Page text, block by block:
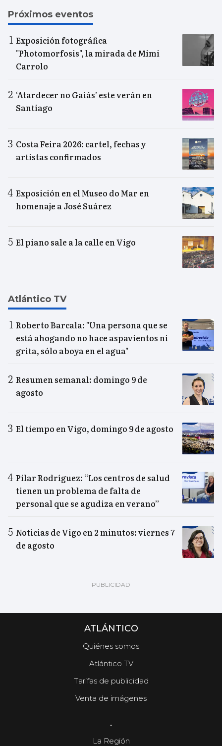
Próximos eventos
Exposición fotográfica
"Photomorfosis", la mirada de Mimi
Carrolo
‘Atardecer no Gaiás’ este verán en
Santiago
Costa Feira 2026: cartel, fechas y
artistas confirmados
Exposición en el Museo do Mar en
homenaje a José Suárez
El piano sale a la calle en Vigo
Atlántico TV
Roberto Barcala: "Una persona que se
está ahogando no hace aspavientos ni
grita, sólo aboya en el agua"
Resumen semanal: domingo 9 de
agosto
El tiempo en Vigo, domingo 9 de agosto
Pilar Rodríguez: “Los centros de salud
tienen un problema de falta de
personal que se agudiza en verano”
Noticias de Vigo en 2 minutos: viernes 7
de agosto
ATLÁNTICO
Quiénes somos
Atlántico TV
Tarifas de publicidad
Venta de imágenes
.
La Región